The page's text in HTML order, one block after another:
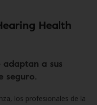
Health
adaptan a sus
seguro.
los profesionales de la